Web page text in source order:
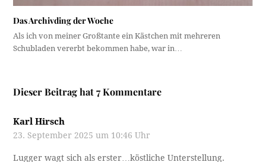
Das Archivding der Woche
Als ich von meiner Großtante ein Kästchen mit mehreren
Schubladen vererbt bekommen habe, war in…
Dieser Beitrag hat 7 Kommentare
Karl Hirsch
23. September 2025 um 10:46 Uhr
Lugger wagt sich als erster…köstliche Unterstellung.